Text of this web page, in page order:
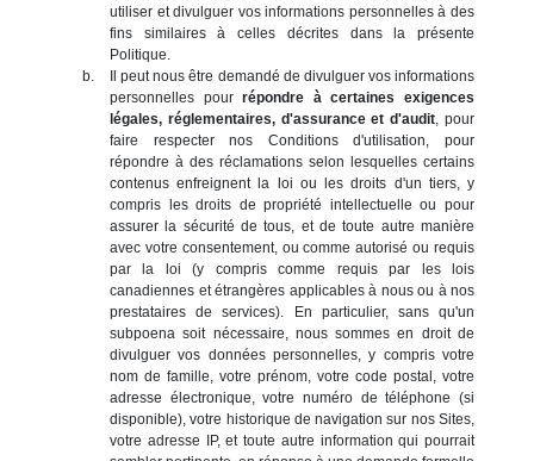
utiliser et divulguer vos informations personnelles à des
fins similaires à celles décrites dans la présente
Politique.
Il peut nous être demandé de divulguer vos informations
personnelles pourrépondre à certaines exigences
légales, réglementaires, d'assurance et d'audit, pour
faire respecter nos Conditions d'utilisation, pour
répondre à des réclamations selon lesquelles certains
contenus enfreignent la loi ou les droits d'un tiers, y
compris les droits de propriété intellectuelle ou pour
assurer la sécurité de tous, et de toute autre manière
avec votre consentement, ou comme autorisé ou requis
par la loi (y compris comme requis par les lois
canadiennes et étrangères applicables à nous ou à nos
prestataires de services). En particulier, sans qu'un
subpoena soit nécessaire, nous sommes en droit de
divulguer vos données personnelles, y compris votre
nom de famille, votre prénom, votre code postal, votre
adresse électronique, votre numéro de téléphone (si
disponible), votre historique de navigation sur nos Sites,
votre adresse IP, et toute autre information qui pourrait